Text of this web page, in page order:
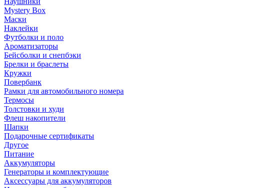
Mystery Box
Маски
Наклейки
Футболки и поло
Ароматизаторы
Бейсболки и снепбэки
Брелки и браслеты
Кружки
Повербанк
Рамки для автомобильного номера
Термосы
Толстовки и худи
Флеш накопители
Шапки
Подарочные сертификаты
Другое
Питание
Аккумуляторы
Генераторы и комплектующие
Аксессуары для аккумуляторов